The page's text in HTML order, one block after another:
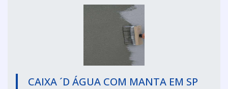
CAIXA ´D ÁGUA COM MANTA EM SP